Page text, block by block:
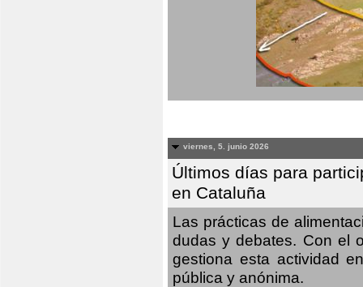
viernes, 5. junio 2026
Últimos días para
en Cataluña
Las prácticas de
dudas y debates. Con el
gestiona esta actividad
pública y anónima.